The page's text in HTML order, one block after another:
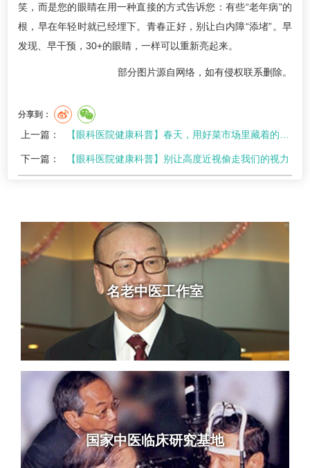
笑，而是您的眼睛在用一种直接的方式告诉您：有些“老年病”的
根，早在年轻时就已经埋下。青春正好，别让白内障“添堵”。早
发现、早干预，30+的眼睛，一样可以重新亮起来。
部分图片源自网络，如有侵权联系删除。
分享到：
上一篇： 【眼科医院健康科普】春天，用好菜市场里藏着的“护眼三宝”
下一篇： 【眼科医院健康科普】别让高度近视偷走我们的视力
名老中医工作室
国家中医临床研究基地